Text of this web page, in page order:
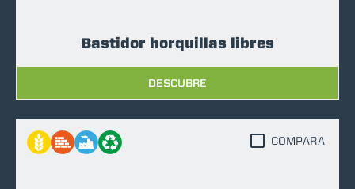
Bastidor horquillas libres
DESCUBRE
COMPARA